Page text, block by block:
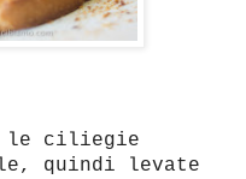
le ciliegie
quindi levate